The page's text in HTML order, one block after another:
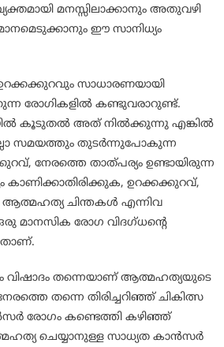
മനസ്സിലാക്കാനും അതുവഴി
ഈ സാനിധ്യം
സാധാരണയായി
രോഗികളില്‍ കണ്ടുവരാറുണ്ട്.
കൂടുതല്‍ അത് നില്‍ക്കുന്നു എങ്കില്‍
സമയത്തും തുടര്‍ന്നുപോകുന്ന
നേരത്തെ താത്പര്യം ഉണ്ടായിരുന്ന
കാണിക്കാതിരിക്കുക, ഉറക്കക്കുറവ്,
ചിന്തകള്‍ എന്നിവ
മാനസിക രോഗ വിദഗ്ധന്റെ
വിഷാദം തന്നെയാണ് ആത്മഹത്യയുടെ
തന്നെ തിരിച്ചറിഞ്ഞ് ചികിത്സ
രോഗം കണ്ടെത്തി കഴിഞ്ഞ്
ചെയ്യാനുള്ള സാധ്യത കാന്‍സര്‍